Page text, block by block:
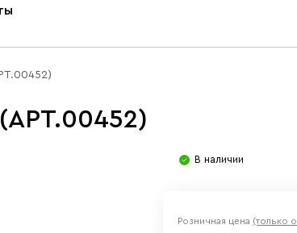
В наличии
Розничная цена (только